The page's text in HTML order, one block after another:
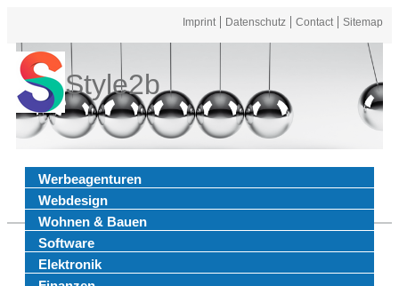
Imprint Datenschutz Contact Sitemap
Style2b
Werbeagenturen
Webdesign
Wohnen & Bauen
Software
Elektronik